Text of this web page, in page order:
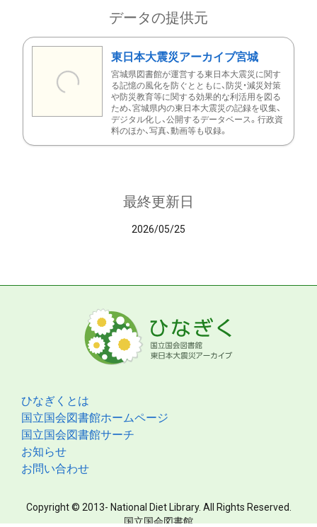
データの提供元
東日本大震災アーカイブ宮城
宮城県図書館が運営する東日本大震災に関す
る記憶の風化を防ぐとともに、防災・減災対策
や防災教育等に関する効果的な利活用を図る
ため、宮城県内の東日本大震災の記録を収集、
デジタル化し、公開するデータベース。行政資
料のほか、写真、動画等も収録。
最終更新日
2026/05/25
ひなぎくとは
国立国会図書館ホームページ
国立国会図書館サーチ
お知らせ
お問い合わせ
Copyright © 2013- National Diet Library. All Rights Reserved.